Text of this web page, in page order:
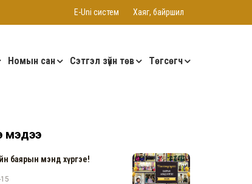
E-Uni систем Хаяг, байршил
Номын сан Сэтгэл зүйн төв Төгсөгч
мэдээ
баярын мэнд хүргэе!